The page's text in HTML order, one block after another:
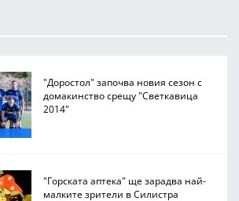
"Доростол" започва новия сезон с
домакинство срещу "Светкавица
2014"
"Горската аптека" ще зарадва най-
малките зрители в Силистра